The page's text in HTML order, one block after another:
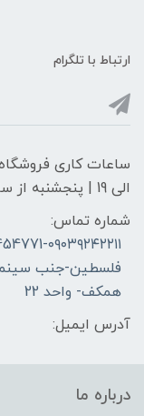
ارتباط با تلگرام
الی 19 | پنجشنبه از ساعت 10 الی 14
شماره تماس:
فلسطین-جنب
همکف- واحد 22
آدرس ایمیل:
درباره ما